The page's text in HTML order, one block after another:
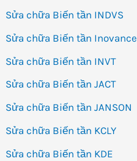
Sửa chữa Biến tần INDVS
Sửa chữa Biến tần Inovance
Sửa chữa Biến tần INVT
Sửa chữa Biến tần JACT
Sửa chữa Biến tần JANSON
Sửa chữa Biến tần KCLY
Sửa chữa Biến tần KDE